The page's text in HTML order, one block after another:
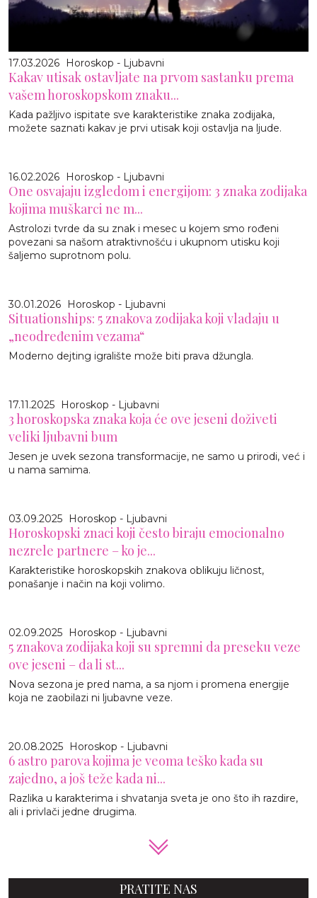
17.03.2026 Horoskop - Ljubavni
Kakav utisak ostavljate na prvom sastanku prema
vašem horoskopskom znaku...
Kada pažljivo ispitate sve karakteristike znaka zodijaka,
možete saznati kakav je prvi utisak koji ostavlja na ljude.
16.02.2026 Horoskop - Ljubavni
One osvajaju izgledom i energijom: 3 znaka zodijaka
kojima muškarci ne m...
Astrolozi tvrde da su znak i mesec u kojem smo rođeni
povezani sa našom atraktivnošću i ukupnom utisku koji
šaljemo suprotnom polu.
30.01.2026 Horoskop - Ljubavni
Situationships: 5 znakova zodijaka koji vladaju u
„neodređenim vezama“
Moderno dejting igralište može biti prava džungla.
17.11.2025 Horoskop - Ljubavni
3 horoskopska znaka koja će ove jeseni doživeti
veliki ljubavni bum
Jesen je uvek sezona transformacije, ne samo u prirodi, već i
u nama samima.
03.09.2025 Horoskop - Ljubavni
Horoskopski znaci koji često biraju emocionalno
nezrele partnere – ko je...
Karakteristike horoskopskih znakova oblikuju ličnost,
ponašanje i način na koji volimo.
02.09.2025 Horoskop - Ljubavni
5 znakova zodijaka koji su spremni da preseku veze
ove jeseni – da li st...
Nova sezona je pred nama, a sa njom i promena energije
koja ne zaobilazi ni ljubavne veze.
20.08.2025 Horoskop - Ljubavni
6 astro parova kojima je veoma teško kada su
zajedno, a još teže kada ni...
Razlika u karakterima i shvatanja sveta je ono što ih razdire,
ali i privlači jedne drugima.
PRATITE NAS